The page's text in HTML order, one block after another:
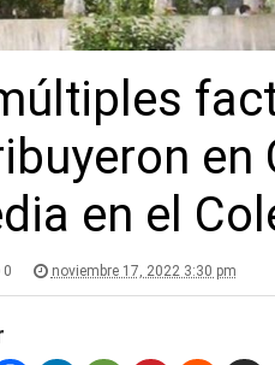
en
en el
0 noviembre 17, 2022 3:30 pm